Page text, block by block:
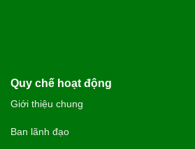
Quy chế hoạt động
Giới thiệu chung
Ban lãnh đạo